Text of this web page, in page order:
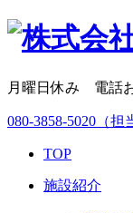
月曜日休み 電話
080-3858-5020 （担
TOP
施設紹介